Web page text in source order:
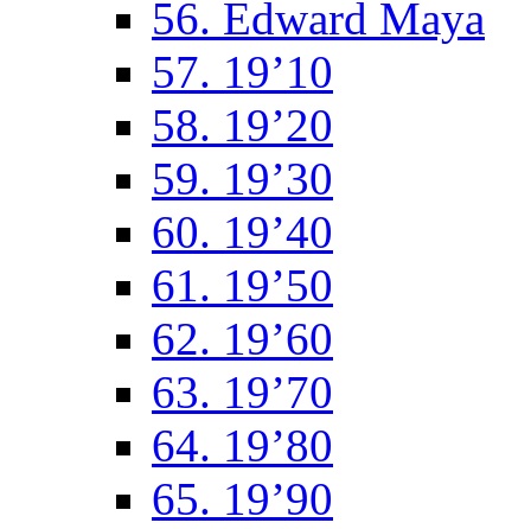
56. Edward Maya
57. 19’10
58. 19’20
59. 19’30
60. 19’40
61. 19’50
62. 19’60
63. 19’70
64. 19’80
65. 19’90